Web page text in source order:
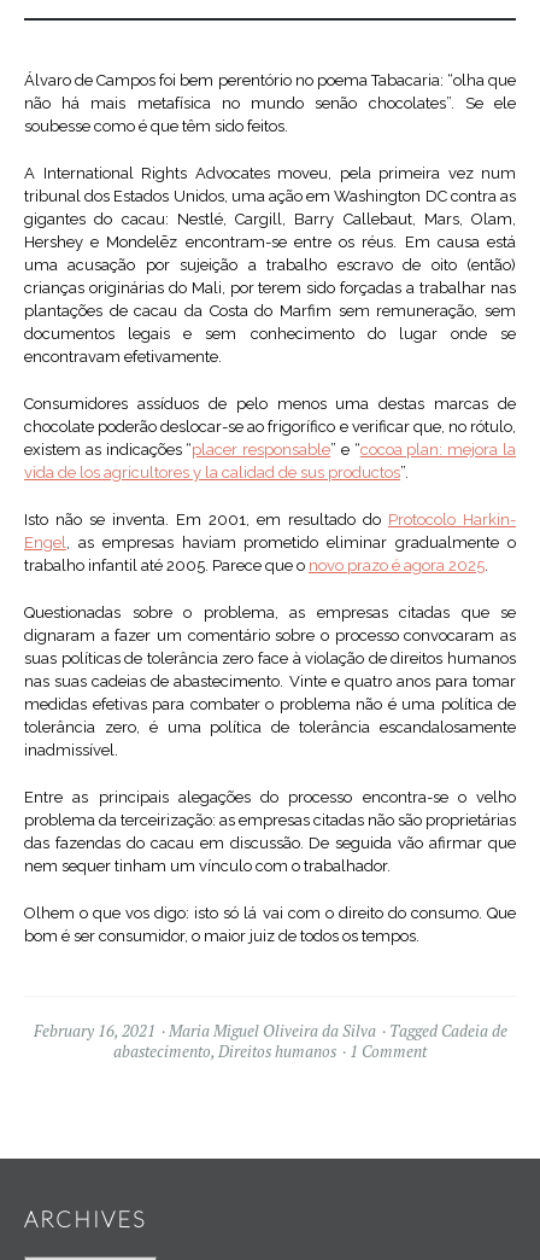
Álvaro de Campos foi bem perentório no poema Tabacaria: “olha que
não há mais metafísica no mundo senão chocolates”. Se ele
soubesse como é que têm sido feitos.
A International Rights Advocates moveu, pela primeira vez num
tribunal dos Estados Unidos, uma ação em Washington DC contra as
gigantes do cacau: Nestlé, Cargill, Barry Callebaut, Mars, Olam,
Hershey e Mondelēz encontram-se entre os réus. Em causa está
uma acusação por sujeição a trabalho escravo de oito (então)
crianças originárias do Mali, por terem sido forçadas a trabalhar nas
plantações de cacau da Costa do Marfim sem remuneração, sem
documentos legais e sem conhecimento do lugar onde se
encontravam efetivamente.
Consumidores assíduos de pelo menos uma destas marcas de
chocolate poderão deslocar-se ao frigorífico e verificar que, no rótulo,
existem as indicações “placer responsable” e “cocoa plan: mejora la
vida de los agricultores y la calidad de sus productos”.
Isto não se inventa. Em 2001, em resultado do Protocolo Harkin-
Engel, as empresas haviam prometido eliminar gradualmente o
trabalho infantil até 2005. Parece que o novo prazo é agora 2025.
Questionadas sobre o problema, as empresas citadas que se
dignaram a fazer um comentário sobre o processo convocaram as
suas políticas de tolerância zero face à violação de direitos humanos
nas suas cadeias de abastecimento. Vinte e quatro anos para tomar
medidas efetivas para combater o problema não é uma política de
tolerância zero, é uma política de tolerância escandalosamente
inadmissível.
Entre as principais alegações do processo encontra-se o velho
problema da terceirização: as empresas citadas não são proprietárias
das fazendas do cacau em discussão. De seguida vão afirmar que
nem sequer tinham um vínculo com o trabalhador.
Olhem o que vos digo: isto só lá vai com o direito do consumo. Que
bom é ser consumidor, o maior juiz de todos os tempos.
February 16, 2021 Maria Miguel Oliveira da Silva Tagged Cadeia de
abastecimento, Direitos humanos 1 Comment
ARCHIVES